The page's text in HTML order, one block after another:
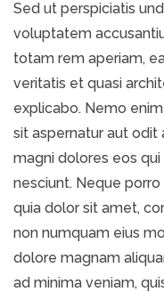
Sed ut perspiciatis
voluptatem
totam rem aperiam,
veritatis et quasi
explicabo. Nemo
sit aspernatur aut odit
magni dolores eos
nesciunt. Neque
quia dolor sit amet,
non numquam eius
dolore magnam
ad minima veniam,